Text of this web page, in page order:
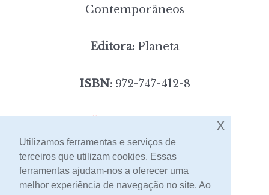
Contemporâneos
Editora:Planeta
ISBN:972-747-412-8
[portes incluídos]
Contacto
Utilizamos ferramentas e serviços de
terceiros que utilizam cookies. Essas
ferramentas ajudam-nos a oferecer uma
melhor experiência de navegação no site. Ao
x